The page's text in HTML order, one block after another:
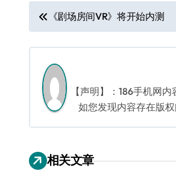
文
章
导
航
《剧场房间VR》将开始内测
【声明】：186手机网
如您发现内容存在版
相关文章